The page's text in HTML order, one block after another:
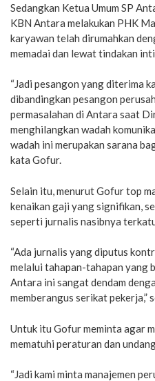
Sedangkan Ketua Umum SP
KBN Antara melakukan PHK
karyawan telah dirumahkan
memadai dan lewat tindakan
“Jadi pesangon yang diterima
dibandingkan pesangon
permasalahan di Antara saat
menghilangkan wadah
wadah ini merupakan sarana
kata Gofur.
Selain itu, menurut Gofur top
kenaikan gaji yang signifikan,
seperti jurnalis nasibnya
“Ada jurnalis yang diputus
melalui tahapan-tahapan yang
Antara ini sangat dendam
memberangus serikat pekerja,”
Untuk itu Gofur meminta agar
mematuhi peraturan dan
“Jadi kami minta manajemen